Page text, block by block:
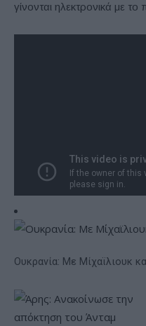
γίνονται ηλεκτρονικά με
Ουκρανία: Με Μίχαϊλιουκ